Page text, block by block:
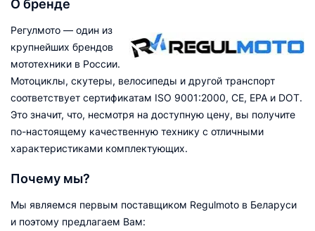
О бренде
Регулмото — один из
крупнейших брендов
мототехники в России.
Мотоциклы, скутеры, велосипеды и другой транспорт
соответствует сертификатам ISO 9001:2000, CE, EPA и DOT.
Это значит, что, несмотря на доступную цену, вы получите
по-настоящему качественную технику с отличными
характеристиками комплектующих.
Почему мы?
Мы являемся первым поставщиком Regulmoto в Беларуси
и поэтому предлагаем Вам: